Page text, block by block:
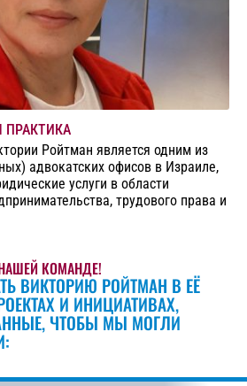
Ройтман является одним из
адвокатских офисов в Израиле,
услуги в области
трудового права и
КОМАНДЕ!
ВИКТОРИЮ РОЙТМАН В ЕЁ
И ИНИЦИАТИВАХ,
ЧТОБЫ МЫ МОГЛИ